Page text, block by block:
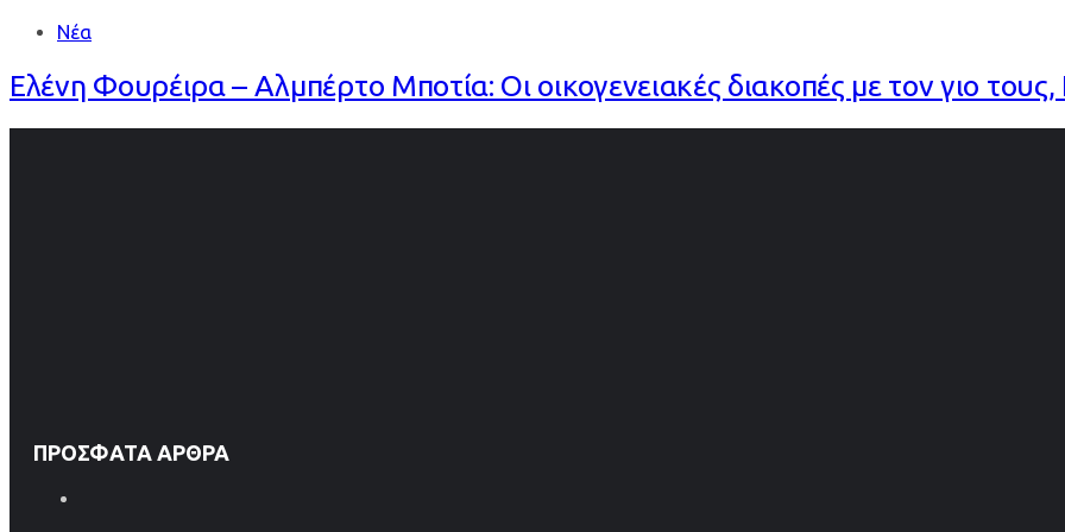
Νέα
Ελένη Φουρέιρα – Αλμπέρτο Μποτία: Οι οικογενειακές διακοπές με τον γιο
ΠΡΌΣΦΑΤΑ ΆΡΘΡΑ